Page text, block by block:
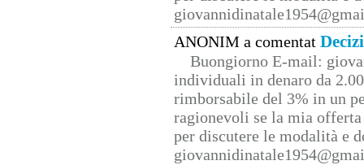
ANONIM a comentat
Buongiorno E-mail:
individuali in denaro da
rimborsabile del 3% in un
ragionevoli se la mia
per discutere le modalità e